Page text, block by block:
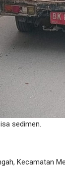
sedimen.
Kecamatan